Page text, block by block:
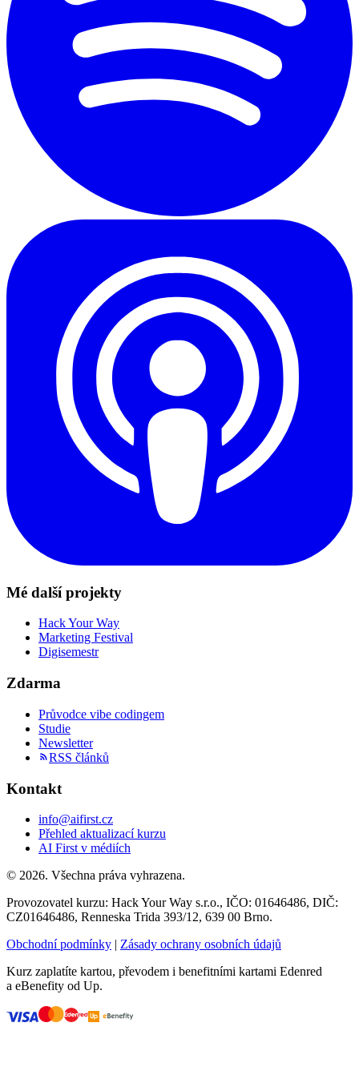
Mé další projekty
Hack Your Way
Marketing Festival
Digisemestr
Zdarma
Průvodce vibe codingem
Studie
Newsletter
RSS článků
Kontakt
info@aifirst.cz
Přehled aktualizací kurzu
AI First v médiích
© 2026. Všechna práva vyhrazena.
Provozovatel kurzu: Hack Your Way s.r.o., IČO: 01646486, DIČ:
CZ01646486, Renneska Trida 393/12, 639 00 Brno.
Obchodní podmínky | Zásady ochrany osobních údajů
Kurz zaplatíte kartou, převodem i benefitními kartami Edenred
a eBenefity od Up.